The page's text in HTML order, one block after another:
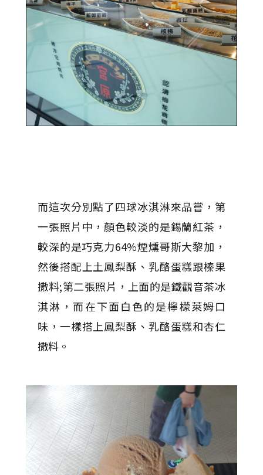
而這次分別點了四球冰淇淋來品嘗，第
一張照片中，顏色較淡的是錫蘭紅茶，
較深的是巧克力64%煙燻哥斯大黎加，
然後搭配上土鳳梨酥、乳酪蛋糕跟榛果
撒料;第二張照片，上面的是鐵觀音茶冰
淇淋，而在下面白色的是檸檬萊姆口
味，一樣搭上鳳梨酥、乳酪蛋糕和杏仁
撒料。